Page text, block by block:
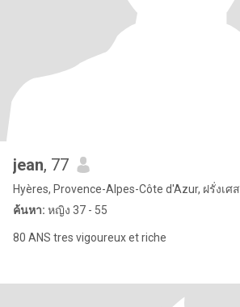
jean, 77
Hyères, Provence-Alpes-Côte d'Azur, ฝรั่งเศส
ค้นหา: หญิง 37 - 55
80 ANS tres vigoureux et riche